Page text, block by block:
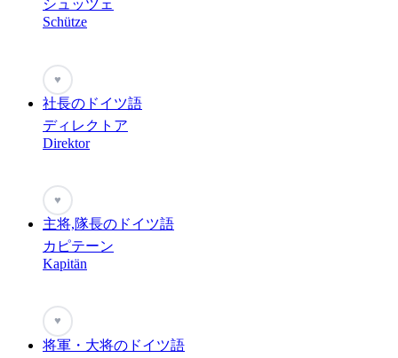
シュッツェ
Schütze
♥
社長のドイツ語
ディレクトア
Direktor
♥
主将,隊長のドイツ語
カピテーン
Kapitän
♥
将軍・大将のドイツ語